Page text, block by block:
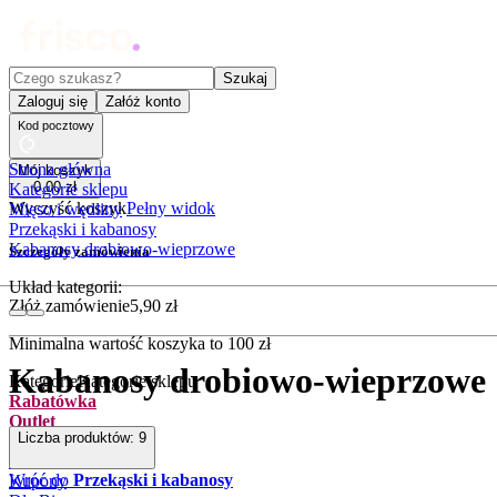
Czego szukasz?
Szukaj
Zaloguj się
Załóż konto
Kod pocztowy
Mój koszyk
0,00 zł
Wyczyść koszykPełny widok
Szczegóły zamówienia
Złóż zamówienie5,90 zł
Minimalna wartość koszyka to 100 zł
KategorieKategorie sklepu
Rabatówka
Outlet
Promocje
Kupony
Strona główna
Kategorie sklepu
Mięso i wędliny
Przekąski i kabanosy
Kabanosy drobiowo-wieprzowe
Układ kategorii:
Kabanosy drobiowo-wieprzowe
Liczba produktów: 9
Wróć do Przekąski i kabanosy